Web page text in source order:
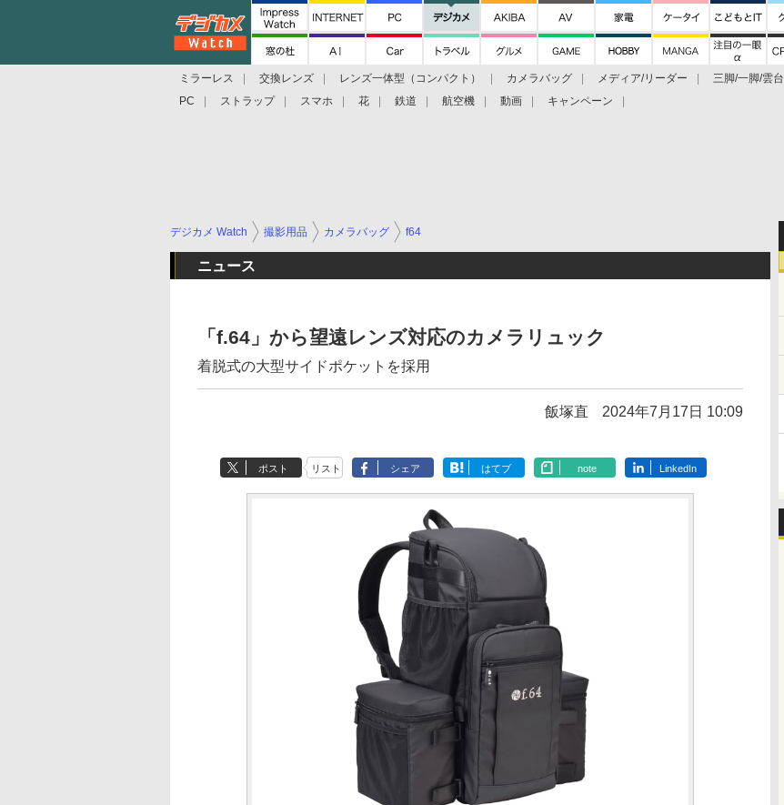
ミラーレス 交換レンズ レンズ一体型（コンパクト） カメラバッグ メディア/リーダー 三脚/一脚/雲台
PC
ストラップ スマホ 花 鉄道 航空機 動画 キャンペーン
デジカメ Watch 撮影用品 カメラバッグ f64
ニュース
「f.64」から望遠レンズ対応のカメラリュック
着脱式の大型サイドポケットを採用
飯塚直 2024年7月17日 10:09
ポスト リスト シェア はてブ note LinkedIn